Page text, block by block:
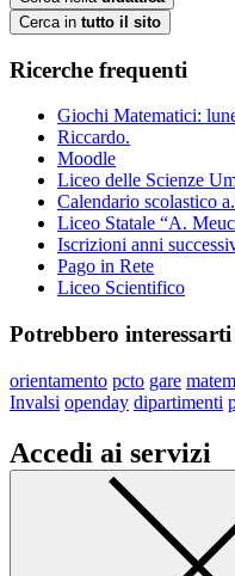
Cerca in tutto il sito
Ricerche frequenti
Giochi Matematici:
Riccardo.
Moodle
Liceo delle Scienze
Calendario scolastico
Liceo Statale “A.
Iscrizioni anni
Pago in Rete
Liceo Scientifico
Potrebbero interessarti
orientamento pcto gare
Invalsi openday dipartimenti
Accedi ai servizi